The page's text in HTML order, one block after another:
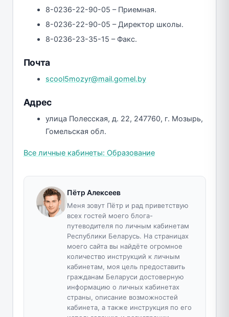
8-0236-22-90-05 – Приемная.
8-0236-22-90-05 – Директор школы.
8-0236-23-35-15 – Факс.
Почта
scool5mozyr@mail.gomel.by
Адрес
улица Полесская, д. 22, 247760, г. Мозырь,
Гомельская обл.
Все личные кабинеты: Образование
Пётр Алексеев
Меня зовут Пётр и рад приветствую
всех гостей моего блога-
путеводителя по личным кабинетам
Республики Беларусь. На страницах
моего сайта вы найдёте огромное
количество инструкций к личным
кабинетам, моя цель предоставить
гражданам Беларуси достоверную
информацию о личных кабинетах
страны, описание возможностей
кабинета, а также инструкция по его